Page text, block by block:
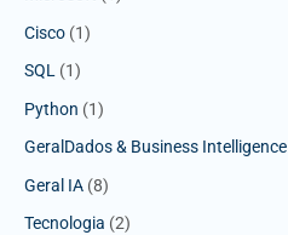
Cisco (1)
SQL (1)
Python (1)
GeralDados & Business Intelligence
Geral IA (8)
Tecnologia (2)